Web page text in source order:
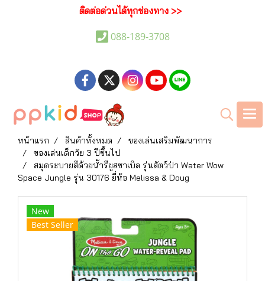
ติดต่อด่วนได้ทุกช่องทาง >>
088-189-3708
หน้าแรก สินค้าทั้งหมด
ของเล่นเสริมพัฒนาการ
ของเล่นเด็กวัย 3 ปีขึ้นไป
สมุดระบายสีด้วยน้ำรียูสซาเบิล รุ่นสัตว์ป่า Water Wow
Space Jungle รุ่น 30176 ยี่ห้อ Melissa & Doug
New
Best Seller